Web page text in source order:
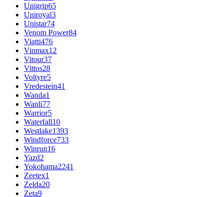
Unigrip65
Uniroyal3
Unistar74
Venom Power84
Viatti476
Vinmax12
Vitour37
Vittos28
Voltyre5
Vredestein41
Wanda1
Wanli77
Warrior5
Waterfall10
Westlake1393
Windforce733
Winrun16
Yazd2
Yokohama2241
Zeetex1
Zelda20
Zeta9